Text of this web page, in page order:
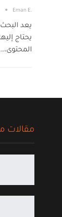
.Eman E
يعد
يحتاج
المحتوى،…
مقالات